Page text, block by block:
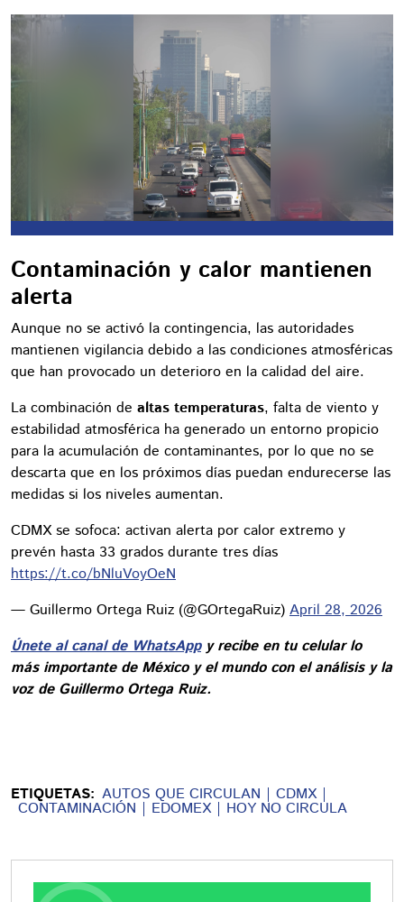
Contaminación y calor mantienen
alerta
Aunque no se activó la contingencia, las autoridades
mantienen vigilancia debido a las condiciones atmosféricas
que han provocado un deterioro en la calidad del aire.
La combinación de altas temperaturas, falta de viento y
estabilidad atmosférica ha generado un entorno propicio
para la acumulación de contaminantes, por lo que no se
descarta que en los próximos días puedan endurecerse las
medidas si los niveles aumentan.
CDMX se sofoca: activan alerta por calor extremo y
prevén hasta 33 grados durante tres días
https://t.co/bNluVoyOeN
— Guillermo Ortega Ruiz (@GOrtegaRuiz) April 28, 2026
Únete al canal de WhatsAppy recibe en tu celular lo
más importante de México y el mundo con el análisis y la
voz de Guillermo Ortega Ruiz.
ETIQUETAS: AUTOS QUE CIRCULAN CDMX
CONTAMINACIÓN EDOMEX HOY NO CIRCULA